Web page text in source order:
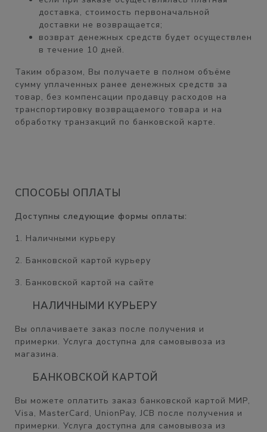
доставка, стоимость первоначальной
доставки не возвращается;
возврат денежных средств будет осуществлен
в течение 10 дней.
Таким образом, Вы получаете в полном объёме
сумму уплаченных ранее денежных средств за
товар, без компенсации продавцу расходов на
транспортировку возвращаемого товара и на
обработку транзакций по банковской карте.
СПОСОБЫ ОПЛАТЫ
Доступны следующие формы оплаты:
1. Наличными курьеру
2. Банковской картой курьеру
3. Банковской картой на сайте
НАЛИЧНЫМИ КУРЬЕРУ
Вы оплачиваете заказ после получения и
примерки. Услуга доступна для самовывоза из
магазина.
БАНКОВСКОЙ КАРТОЙ
Вы можете оплатить заказ банковской картой МИР,
Visa, MasterCard, UnionPay, JCB после получения и
примерки. Услуга доступна для самовывоза из